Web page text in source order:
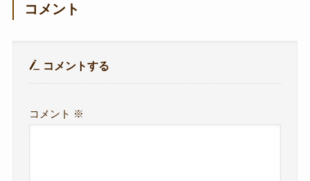
コメント
コメントする
コメント ※